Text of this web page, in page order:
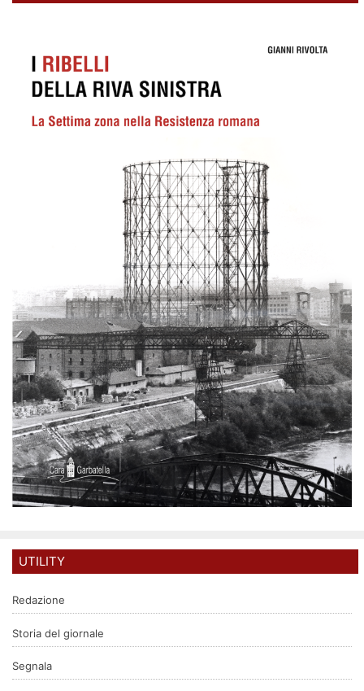
UTILITY
Redazione
Storia del giornale
Segnala